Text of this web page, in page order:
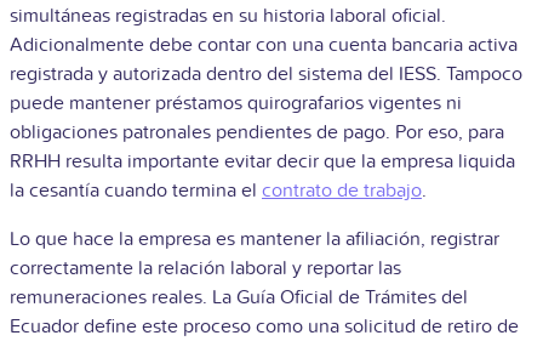
simultáneas registradas en su historia laboral oficial.
Adicionalmente debe contar con una cuenta bancaria activa
registrada y autorizada dentro del sistema del IESS. Tampoco
puede mantener préstamos quirografarios vigentes ni
obligaciones patronales pendientes de pago. Por eso, para
RRHH resulta importante evitar decir que la empresa liquida
la cesantía cuando termina el contrato de trabajo.
Lo que hace la empresa es mantener la afiliación, registrar
correctamente la relación laboral y reportar las
remuneraciones reales. La Guía Oficial de Trámites del
Ecuador define este proceso como una solicitud de retiro de